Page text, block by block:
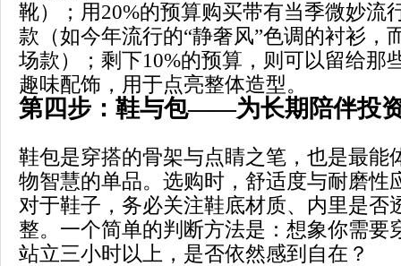
靴）；用20%的预算购买带有当季微妙流
款（如今年流行的“静奢风”色调的衬衫，
场款）；剩下10%的预算，则可以留给那
趣味配饰，用于点亮整体造型。
第四步：鞋与包——为长期陪伴投
鞋包是穿搭的骨架与点睛之笔，也是最能
物智慧的单品。选购时，舒适度与耐磨性
对于鞋子，务必关注鞋底材质、内里是否
整。一个简单的判断方法是：想象你需要
站立三小时以上，是否依然感到自在？